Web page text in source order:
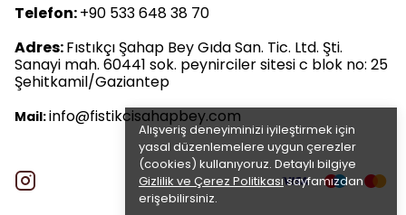
Alışveriş deneyiminizi iyileştirmek için
yasal düzenlemelere uygun çerezler
(cookies) kullanıyoruz. Detaylı bilgiye
Gizlilik ve Çerez Politikasısayfamızdan
erişebilirsiniz.
Telefon:+90 533 648 38 70
Adres:Fıstıkçı Şahap Bey Gıda San. Tic. Ltd. Şti.
Sanayi mah. 60441 sok. peynirciler sitesi c blok no: 25
Şehitkamil/Gaziantep
Mail:info@fistikcisahapbey.com